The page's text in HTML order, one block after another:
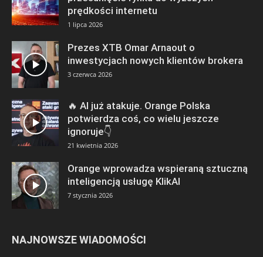
prędkości internetu
1 lipca 2026
Prezes XTB Omar Arnaout o
inwestycjach nowych klientów brokera
3 czerwca 2026
🔥 AI już atakuje. Orange Polska
potwierdza coś, co wielu jeszcze
ignoruje👇
21 kwietnia 2026
Orange wprowadza wspieraną sztuczną
inteligencją usługę KlikAI
7 stycznia 2026
NAJNOWSZE WIADOMOŚCI